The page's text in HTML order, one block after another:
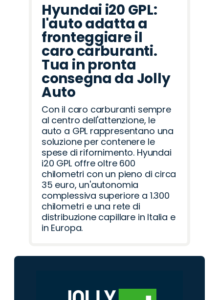
Hyundai i20 GPL:
l'auto adatta a
fronteggiare il
caro carburanti.
Tua in pronta
consegna da Jolly
Auto
Con il caro carburanti sempre
al centro dell'attenzione, le
auto a GPL rappresentano una
soluzione per contenere le
spese di rifornimento. Hyundai
i20 GPL offre oltre 600
chilometri con un pieno di circa
35 euro, un'autonomia
complessiva superiore a 1.300
chilometri e una rete di
distribuzione capillare in Italia e
in Europa.